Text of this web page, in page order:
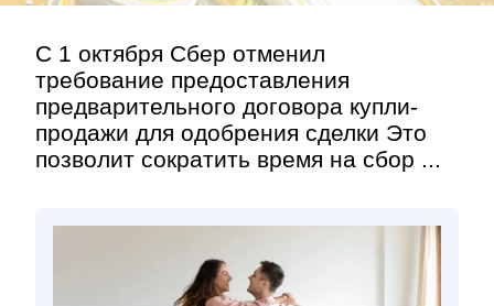
С 1 октября Сбер отменил
требование предоставления
предварительного договора купли-
продажи для одобрения сделки Это
позволит сократить время на сбор ...
Контакт»